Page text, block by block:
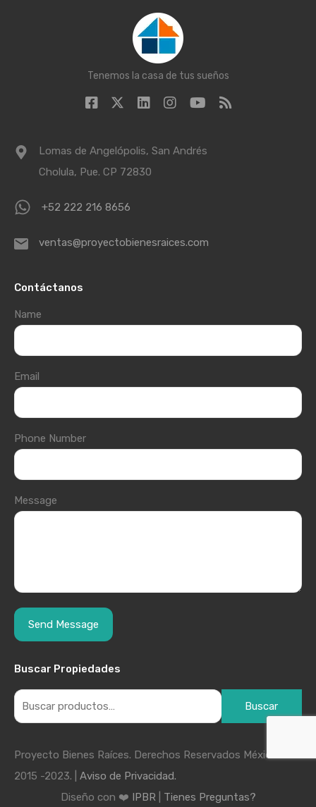
Tenemos la casa de tus sueños
Lomas de Angelópolis, San Andrés
Cholula, Pue. CP 72830
+52 222 216 8656
ventas@proyectobienesraices.com
Contáctanos
Name
Email
Phone Number
Message
Buscar Propiedades
Buscar
Proyecto Bienes Raíces. Derechos Reservados México
2015 -2023. | Aviso de Privacidad.
Diseño con ❤️
IPBR| Tienes Preguntas?